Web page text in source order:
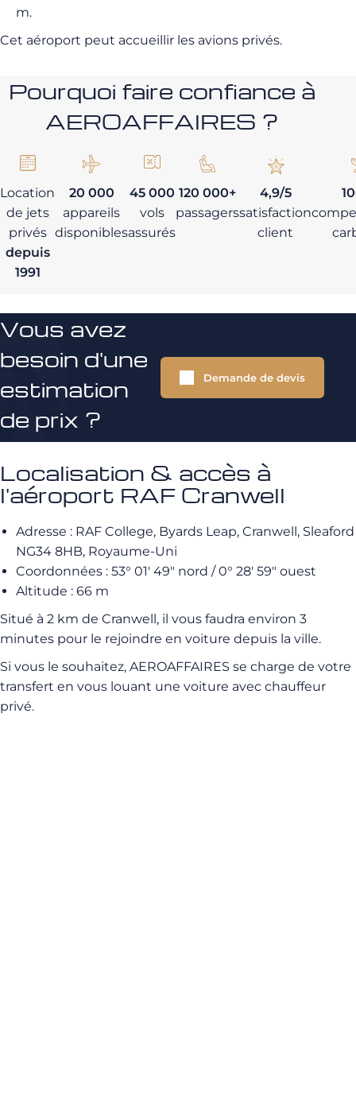
m.
Cet aéroport peut accueillir les avions privés.
Pourquoi faire confiance à
AEROAFFAIRES ?
Location
de jets
privés
depuis
1991
20 000
appareils
disponibles
45 000
vols
assurés
120 000+
passagers
4,9/5
satisfaction
client
Vous avez
besoin d'une
estimation
de prix ?
Demande de devis
Localisation & accès à
l'aéroport RAF Cranwell
Adresse : RAF College, Byards Leap, Cranwell, Sleaford
NG34 8HB, Royaume-Uni
Coordonnées : 53° 01′ 49″ nord / 0° 28′ 59″ ouest
Altitude : 66 m
Situé à 2 km de Cranwell, il vous faudra environ 3
minutes pour le rejoindre en voiture depuis la ville.
Si vous le souhaitez, AEROAFFAIRES se charge de votre
transfert en vous louant une voiture avec chauffeur
privé.